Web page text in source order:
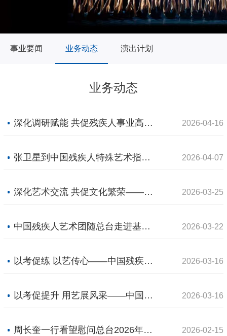
事业要闻 业务动态 演出计划
业务动态
深化调研赋能 共促残疾人事业高质量发展——中国残疾人特殊艺术指导中心赴呼和浩特开展专题调研 2026-04-16
张卫星到中国残疾人特殊艺术指导中心调研工作 2026-04-07
深化艺术交流 共促文化繁荣——中国残疾人特殊艺术指导中心与中央民族乐团开展座谈交流 2026-03-25
中国残疾人艺术团随总台走进基层 以特殊艺术传递无障碍温暖 2026-03-22
以考促练 以艺传心——中国残疾人艺术团聋人舞蹈演员业务考核圆满落幕 2026-03-16
以考促提升 用艺展风采——中国残疾人艺术团圆满完成2026年盲人声器乐演员业务考核 2026-03-16
周长奎一行看望慰问总台2026年春晚无障碍转播演职人员 2026-02-15